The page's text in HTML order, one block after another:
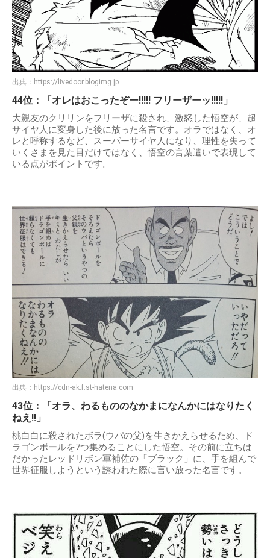
出典： https://livedoor.blogimg.jp
44位：「オレはおこったぞー!!!!! フリーザーッ!!!!!」
大親友のクリリンをフリーザに殺され、激怒した悟空が、超
サイヤ人に変身した後に放った名言です。オラではなく、オ
レと呼称するなど、スーパーサイヤ人になり、理性を失って
いくさまを見た目だけではなく、悟空の言葉遣いで表現して
いる点がポイントです。
出典： https://cdn-ak.f.st-hatena.com
43位：「オラ、わるもののなかまになんかにはなりたく
ねえ!!」
桃白白に殺されたボラ(ウパの父)を生きかえらせるため、ド
ラゴンボールを7つ集めることにした悟空。その前に立ちは
だかったレッドリボン軍補佐の「ブラック」に、手を組んで
世界征服しようという誘われた際に言い放った名言です。